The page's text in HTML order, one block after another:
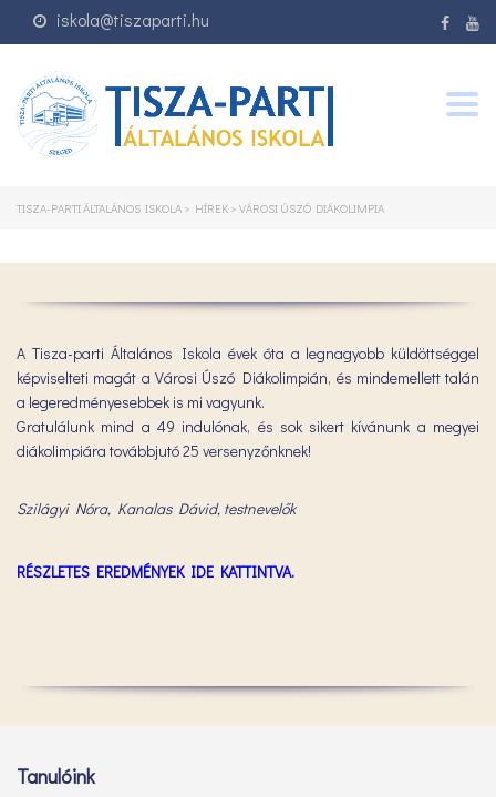
iskola@tiszaparti.hu
TISZA-PARTI ÁLTALÁNOS ISKOLA > HÍREK > VÁROSI ÚSZÓ DIÁKOLIMPIA
A Tisza-parti Általános Iskola évek óta a legnagyobb küldöttséggel
képviselteti magát a Városi Úszó Diákolimpián, és mindemellett talán
a legeredményesebbek is mi vagyunk.
Gratulálunk mind a 49 indulónak, és sok sikert kívánunk a megyei
diákolimpiára továbbjutó 25 versenyzőnknek!
Szilágyi Nóra, Kanalas Dávid, testnevelők
RÉSZLETES EREDMÉNYEK IDE KATTINTVA.
Tanulóink